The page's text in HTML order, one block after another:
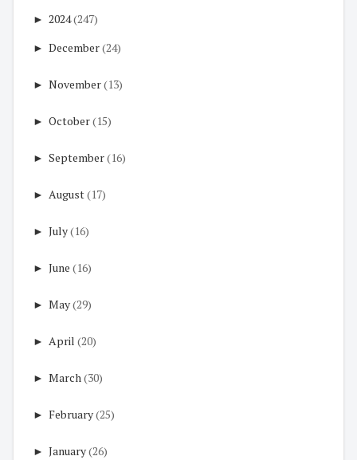
► 2024(247)
► December(24)
► November(13)
► October(15)
► September(16)
► August(17)
► July(16)
► June (16)
► May(29)
► April (20)
► March(30)
► February(25)
► January(26)